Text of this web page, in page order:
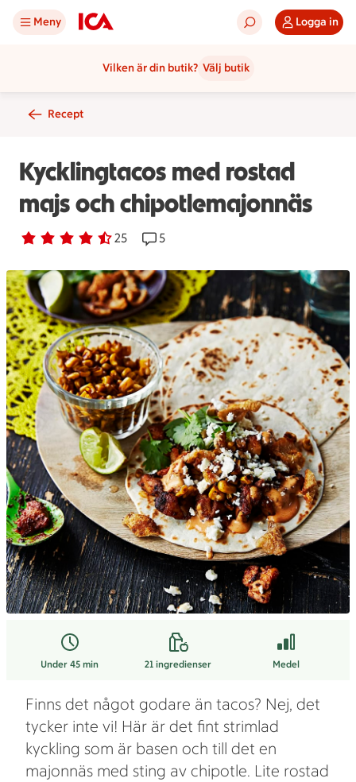
Meny Logga in
Vilken är din butik? Välj butik
Recept
Kycklingtacos med rostad
majs och chipotlemajonnäs
Betyg 4.7 av 5. 25
25 personer har röstatReceptet har 5 kommentarer
5
Under 45 min 21 ingredienser Medel
Finns det något godare än tacos? Nej, det
tycker inte vi! Här är det fint strimlad
kyckling som är basen och till det en
majonnäs med sting av chipotle. Lite rostad